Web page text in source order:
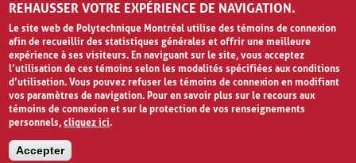
REHAUSSER VOTRE EXPÉRIENCE DE NAVIGATION.
Le site web de Polytechnique Montréal utilise des témoins de connexion
afin de recueillir des statistiques générales et offrir une meilleure
expérience à ses visiteurs. En naviguant sur le site, vous acceptez
l’utilisation de ces témoins selon les modalités spécifiées aux conditions
d’utilisation. Vous pouvez refuser les témoins de connexion en modifiant
vos paramètres de navigation. Pour en savoir plus sur le recours aux
témoins de connexion et sur la protection de vos renseignements
personnels,cliquez ici.
Accepter